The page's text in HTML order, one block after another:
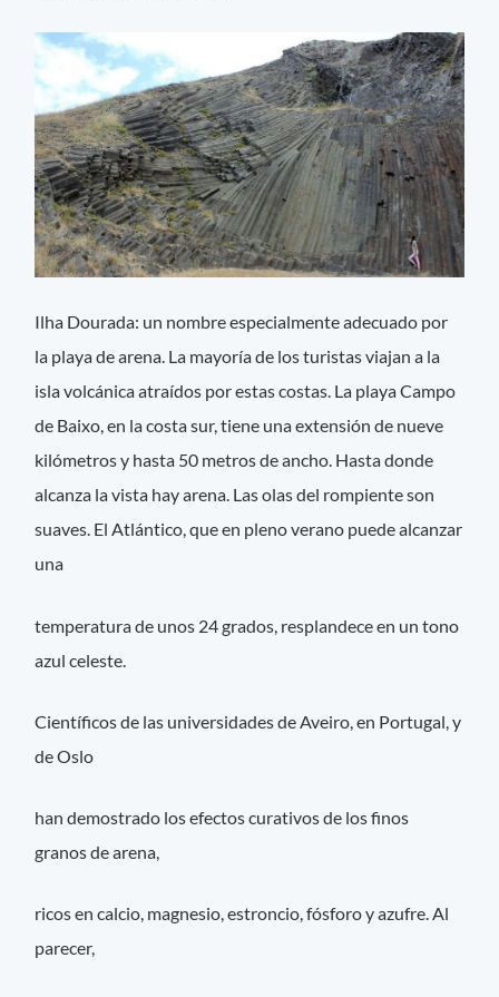
Ilha Dourada: un nombre especialmente adecuado por
la playa de arena. La mayoría de los turistas viajan a la
isla volcánica atraídos por estas costas. La playa Campo
de Baixo, en la costa sur, tiene una extensión de nueve
kilómetros y hasta 50 metros de ancho. Hasta donde
alcanza la vista hay arena. Las olas del rompiente son
suaves. El Atlántico, que en pleno verano puede alcanzar
una
temperatura de unos 24 grados, resplandece en un tono
azul celeste.
Científicos de las universidades de Aveiro, en Portugal, y
de Oslo
han demostrado los efectos curativos de los finos
granos de arena,
ricos en calcio, magnesio, estroncio, fósforo y azufre. Al
parecer,